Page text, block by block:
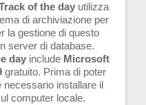
of the day utilizza
di archiviazione per
la gestione di questo
server di database.
dayinclude Microsoft
gratuito. Prima di poter
installare il
computer locale.